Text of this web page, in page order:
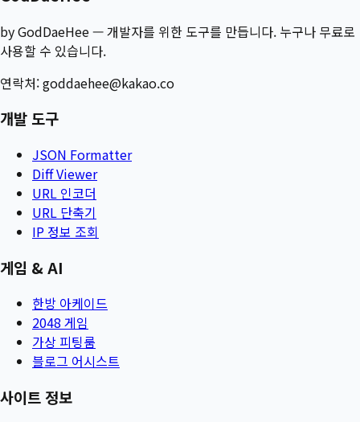
by GodDaeHee — 개발자를 위한 도구를 만듭니다. 누구나 무료로
사용할 수 있습니다.
연락처:goddaehee@kakao.co
개발 도구
JSON Formatter
Diff Viewer
URL 인코더
URL 단축기
IP 정보 조회
게임 & AI
한방 아케이드
2048 게임
가상 피팅룸
블로그 어시스트
사이트 정보